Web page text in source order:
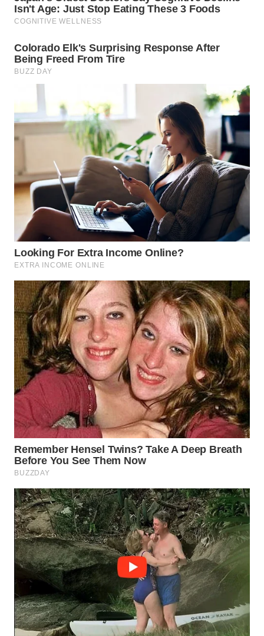
WN
KALTARA
WN
KALSEL
KALTIM
WN
GORONTALO
WN
SULUT
MALUKU
WN
MALUT
WN
DAIRI
WN
DANAU
TOBA
WN
NIAS
WN
LANGKAT
WN
TAPANULI
SELATAN
WN
TANJUNG
LESUNG